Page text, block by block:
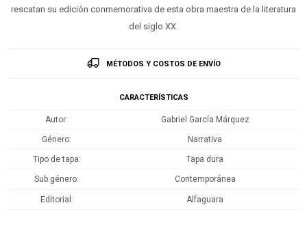
rescatan su edición conmemorativa de esta obra maestra de la literatura
del siglo XX.
MÉTODOS Y COSTOS DE ENVÍO
CARACTERÍSTICAS
Autor Gabriel García Márquez
Género Narrativa
Tipo de tapa Tapa dura
Sub género Contemporánea
Editorial Alfaguara